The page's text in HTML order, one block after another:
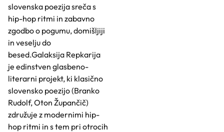
slovenska poezija sreča s
hip-hop ritmi in zabavno
zgodbo o pogumu, domišljiji
in veselju do
besed.Galaksija Repkarija
je edinstven glasbeno-
literarni projekt, ki klasično
slovensko poezijo (Branko
Rudolf, Oton Župančič)
združuje z modernimi hip-
hop ritmi in s tem pri otrocih